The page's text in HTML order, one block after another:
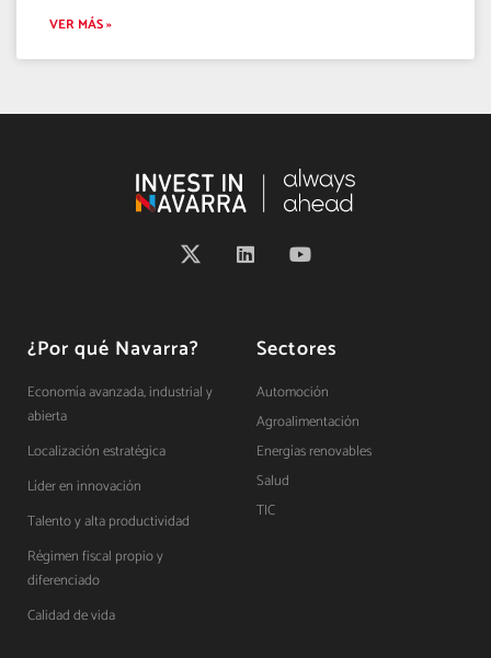
VER MÁS »
¿Por qué Navarra?
Economía avanzada, industrial y
abierta
Localización estratégica
Líder en innovación
Talento y alta productividad
Régimen fiscal propio y
diferenciado
Calidad de vida
Sectores
Automoción
Agroalimentación
Energías renovables
Salud
TIC